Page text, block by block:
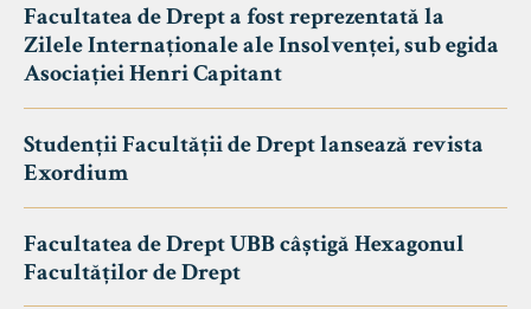
Facultatea de Drept a fost reprezentată la
Zilele Internaționale ale Insolvenței, sub egida
Asociației Henri Capitant
Studenții Facultății de Drept lansează revista
Exordium
Facultatea de Drept UBB câștigă Hexagonul
Facultăților de Drept